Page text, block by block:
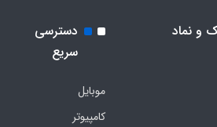
و نماد
دسترسی
سریع
موبایل
کامپیوتر